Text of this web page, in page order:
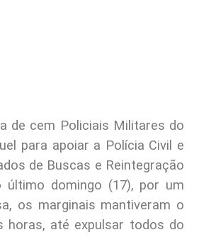
de cem Policiais Militares do
para apoiar a Polícia Civil e
de Buscas e Reintegração
domingo (17), por um
os marginais mantiveram o
horas, até expulsar todos do